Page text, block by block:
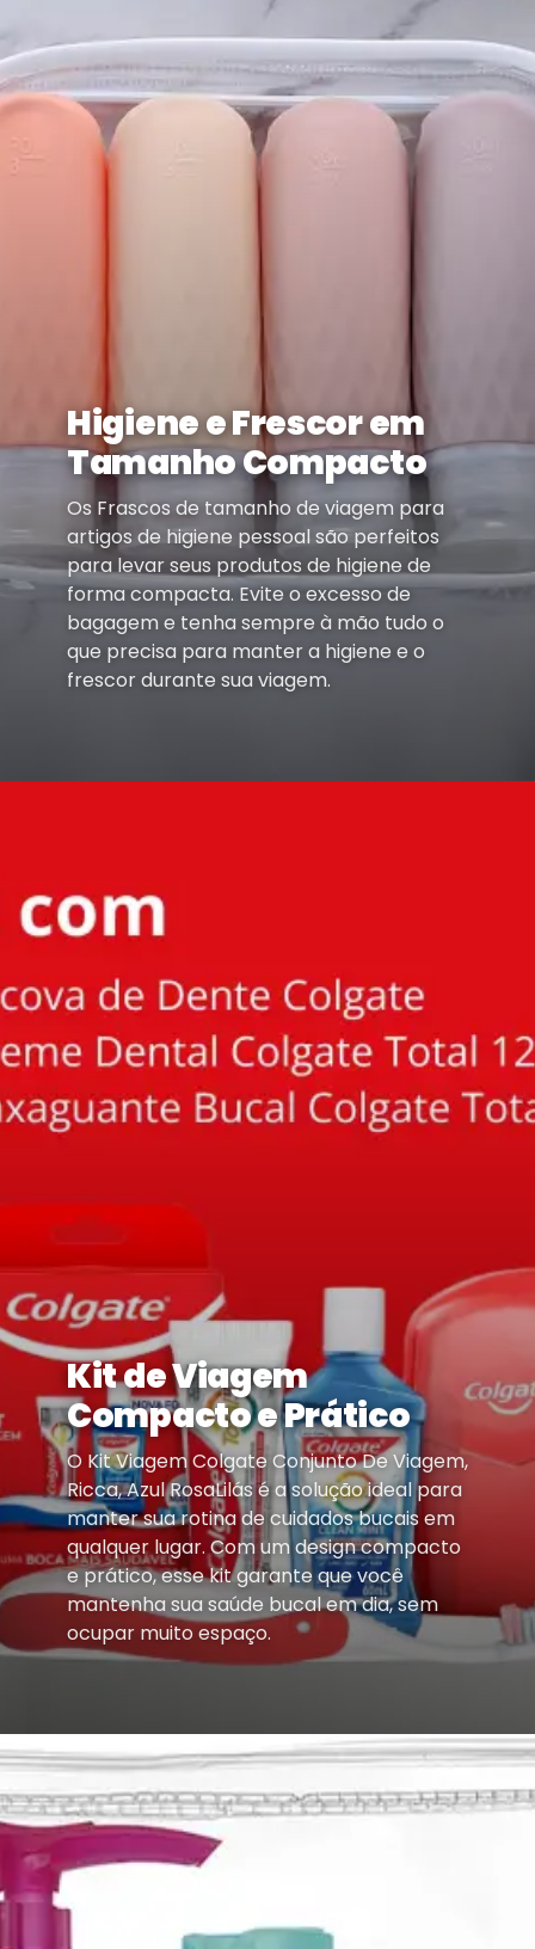
Higiene e Frescor em
Tamanho Compacto
Os Frascos de tamanho de viagem para
artigos de higiene pessoal são perfeitos
para levar seus produtos de higiene de
forma compacta. Evite o excesso de
bagagem e tenha sempre à mão tudo o
que precisa para manter a higiene e o
frescor durante sua viagem.
Kit de Viagem
Compacto e Prático
O Kit Viagem Colgate Conjunto De Viagem,
Ricca, Azul RosaLilás é a solução ideal para
manter sua rotina de cuidados bucais em
qualquer lugar. Com um design compacto
e prático, esse kit garante que você
mantenha sua saúde bucal em dia, sem
ocupar muito espaço.